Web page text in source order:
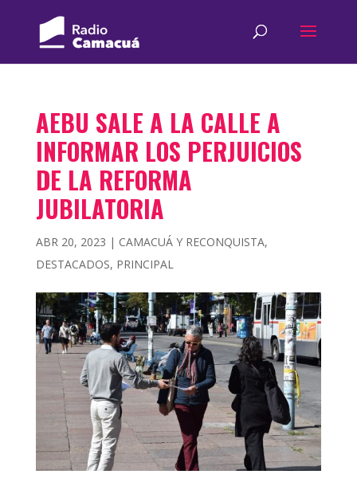
AEBU SALE A LA CALLE A
INFORMAR LOS PERJUICIOS
DE LA REFORMA
JUBILATORIA
ABR 20, 2023 | CAMACUÁ Y RECONQUISTA,
DESTACADOS, PRINCIPAL